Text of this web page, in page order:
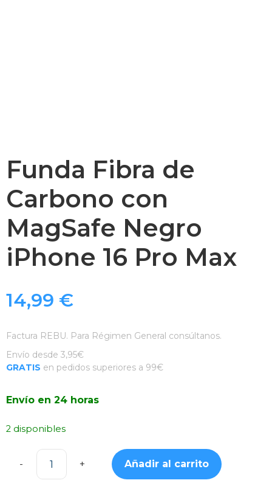
Funda Fibra de
Carbono con
MagSafe Negro
iPhone 16 Pro Max
14,99 €
Factura REBU. Para Régimen General consúltanos.
Envío desde 3,95€
GRATIS en pedidos superiores a 99€
Envío en 24 horas
2 disponibles
Funda
Añadir al carrito